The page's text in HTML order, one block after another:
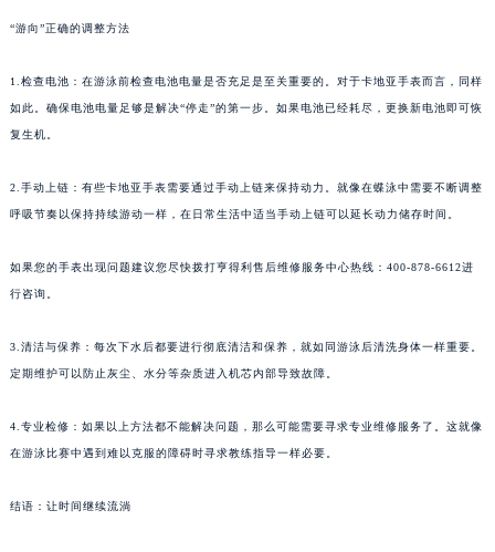
“游向”正确的调整方法
1.检查电池：在游泳前检查电池电量是否充足是至关重要的。对于卡地亚手表而言，同样
如此。确保电池电量足够是解决“停走”的第一步。如果电池已经耗尽，更换新电池即可恢
复生机。
2.手动上链：有些卡地亚手表需要通过手动上链来保持动力。就像在蝶泳中需要不断调整
呼吸节奏以保持持续游动一样，在日常生活中适当手动上链可以延长动力储存时间。
如果您的手表出现问题建议您尽快拨打亨得利售后维修服务中心热线：400-878-6612进
行咨询。
3.清洁与保养：每次下水后都要进行彻底清洁和保养，就如同游泳后清洗身体一样重要。
定期维护可以防止灰尘、水分等杂质进入机芯内部导致故障。
4.专业检修：如果以上方法都不能解决问题，那么可能需要寻求专业维修服务了。这就像
在游泳比赛中遇到难以克服的障碍时寻求教练指导一样必要。
结语：让时间继续流淌